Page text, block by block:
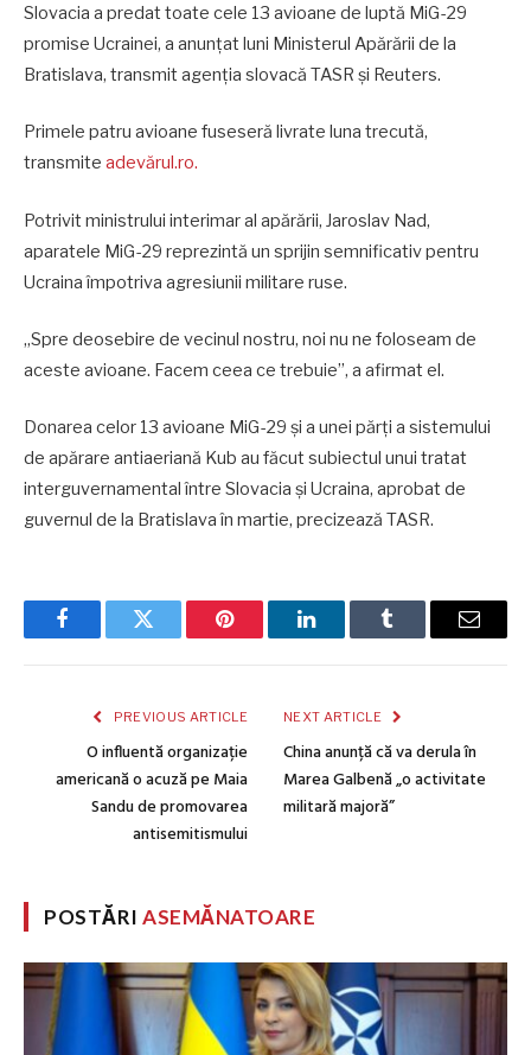
Slovacia a predat toate cele 13 avioane de luptă MiG-29
promise Ucrainei, a anunţat luni Ministerul Apărării de la
Bratislava, transmit agenţia slovacă TASR şi Reuters.
Primele patru avioane fuseseră livrate luna trecută,
transmite adevărul.ro.
Potrivit ministrului interimar al apărării, Jaroslav Nad,
aparatele MiG-29 reprezintă un sprijin semnificativ pentru
Ucraina împotriva agresiunii militare ruse.
„Spre deosebire de vecinul nostru, noi nu ne foloseam de
aceste avioane. Facem ceea ce trebuie”, a afirmat el.
Donarea celor 13 avioane MiG-29 şi a unei părţi a sistemului
de apărare antiaeriană Kub au făcut subiectul unui tratat
interguvernamental între Slovacia şi Ucraina, aprobat de
guvernul de la Bratislava în martie, precizează TASR.
FacebookTwitter Pinterest LinkedInTumblr Email
PREVIOUS ARTICLE
O influentă organizație
americană o acuză pe Maia
Sandu de promovarea
antisemitismului
NEXT ARTICLE
China anunță că va derula în
Marea Galbenă „o activitate
militară majoră”
POSTĂRIASEMĂNATOARE